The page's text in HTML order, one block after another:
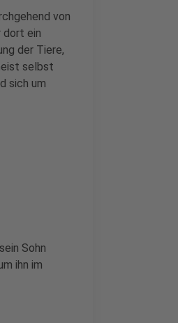
von
dort ein
der Tiere,
selbst
sich um
Sohn
ihn im